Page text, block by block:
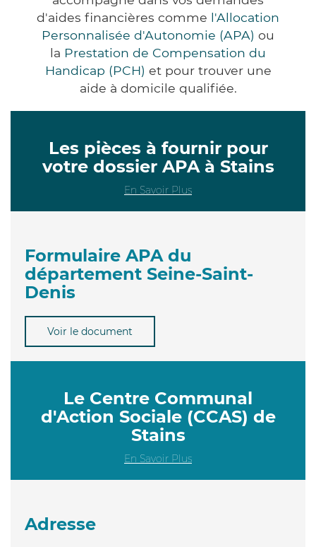
d'aides financières comme l'Allocation
Personnalisée d'Autonomie (APA) ou
la Prestation de Compensation du
Handicap (PCH) et pour trouver une
aide à domicile qualifiée.
Les pièces à fournir pour
votre dossier APA à Stains
En Savoir Plus
Formulaire APA du
département Seine-Saint-
Denis
Voir le document
Le Centre Communal
d'Action Sociale (CCAS) de
Stains
En Savoir Plus
Adresse